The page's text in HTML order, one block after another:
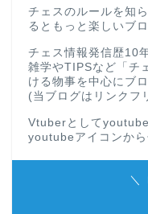
チェスのルールを知
るともっと楽しいブ
チェス情報発信歴10
雑学やTIPSなど「チ
ける物事を中心にブ
(当ブログはリンクフ
Vtuberとして
youtubeアイコンから
＼